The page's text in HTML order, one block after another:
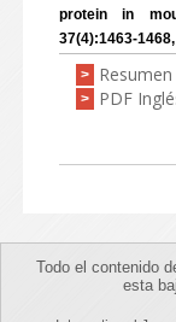
protein in
37(4):1463-
>
> PDF
Todo el contenido
esta